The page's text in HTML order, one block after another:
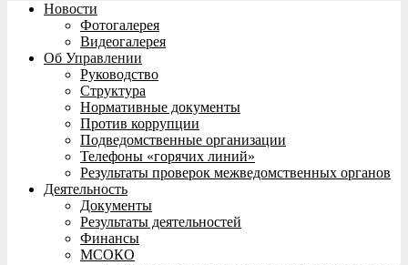
Новости
Фотогалерея
Видеогалерея
Об Управлении
Руководство
Структура
Нормативные документы
Против коррупции
Подведомственные организации
Телефоны «горячих линий»
Результаты проверок межведомственных органов
Деятельность
Документы
Результаты деятельностей
Финансы
МСОКО